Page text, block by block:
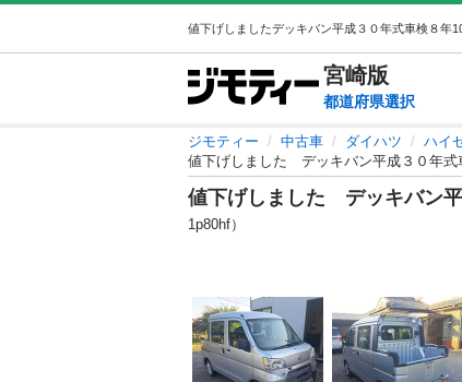
宮崎版
都道府県選択
ジモティー 中古車 ダイハツ ハイ
値下げしました デッキバン平成３０年式
値下げしました デッキバン
1p80hf）